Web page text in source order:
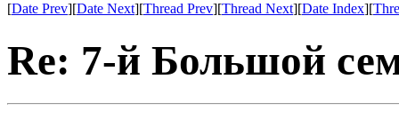
[Date Prev][Date Next][Thread Prev][Thread Next][Date Index][
Re: 7-й Большой